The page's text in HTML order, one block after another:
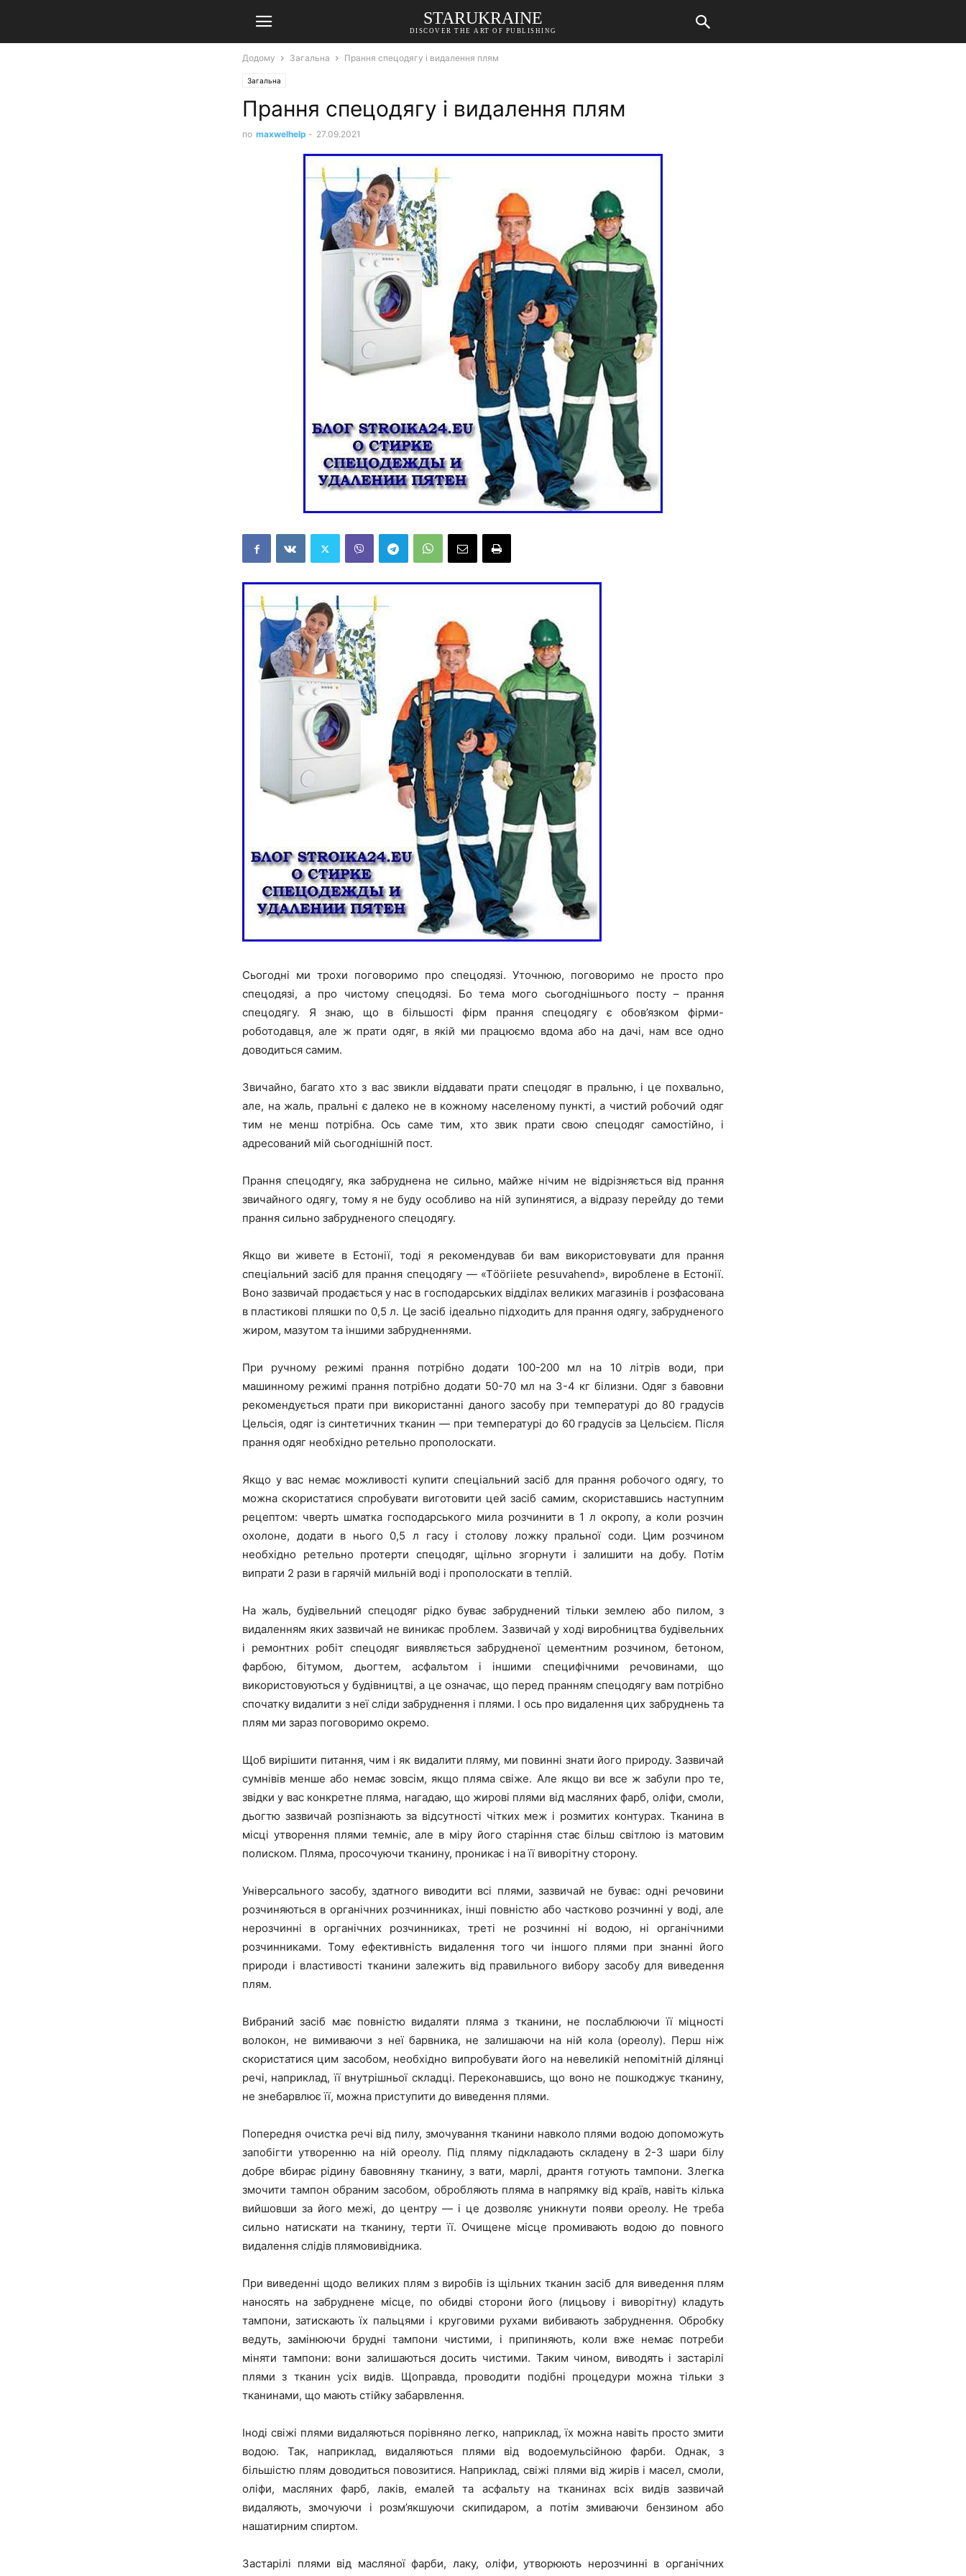
STARUKRAINE
DISCOVER THE ART OF PUBLISHING
Додому Загальна Прання спецодягу і видалення плям
Загальна
Прання спецодягу і видалення плям
по maxwelhelp - 27.09.2021
Сьогодні ми трохи поговоримо про спецодязі. Уточнюю, поговоримо не просто про
спецодязі, а про чистому спецодязі. Бо тема мого сьогоднішнього посту – прання
спецодягу. Я знаю, що в більшості фірм прання спецодягу є обов’язком фірми-
роботодавця, але ж прати одяг, в якій ми працюємо вдома або на дачі, нам все одно
доводиться самим.
Звичайно, багато хто з вас звикли віддавати прати спецодяг в пральню, і це похвально,
але, на жаль, пральні є далеко не в кожному населеному пункті, а чистий робочий одяг
тим не менш потрібна. Ось саме тим, хто звик прати свою спецодяг самостійно, і
адресований мій сьогоднішній пост.
Прання спецодягу, яка забруднена не сильно, майже нічим не відрізняється від прання
звичайного одягу, тому я не буду особливо на ній зупинятися, а відразу перейду до теми
прання сильно забрудненого спецодягу.
Якщо ви живете в Естонії, тоді я рекомендував би вам використовувати для прання
спеціальний засіб для прання спецодягу — «Тööriiete pesuvahend», вироблене в Естонії.
Воно зазвичай продається у нас в господарських відділах великих магазинів і розфасована
в пластикові пляшки по 0,5 л. Це засіб ідеально підходить для прання одягу, забрудненого
жиром, мазутом та іншими забрудненнями.
При ручному режимі прання потрібно додати 100-200 мл на 10 літрів води, при
машинному режимі прання потрібно додати 50-70 мл на 3-4 кг білизни. Одяг з бавовни
рекомендується прати при використанні даного засобу при температурі до 80 градусів
Цельсія, одяг із синтетичних тканин — при температурі до 60 градусів за Цельсієм. Після
прання одяг необхідно ретельно прополоскати.
Якщо у вас немає можливості купити спеціальний засіб для прання робочого одягу, то
можна скористатися спробувати виготовити цей засіб самим, скориставшись наступним
рецептом: чверть шматка господарського мила розчинити в 1 л окропу, а коли розчин
охолоне, додати в нього 0,5 л гасу і столову ложку пральної соди. Цим розчином
необхідно ретельно протерти спецодяг, щільно згорнути і залишити на добу. Потім
випрати 2 рази в гарячій мильній воді і прополоскати в теплій.
На жаль, будівельний спецодяг рідко буває забруднений тільки землею або пилом, з
видаленням яких зазвичай не виникає проблем. Зазвичай у ході виробництва будівельних
і ремонтних робіт спецодяг виявляється забрудненої цементним розчином, бетоном,
фарбою, бітумом, дьогтем, асфальтом і іншими специфічними речовинами, що
використовуються у будівництві, а це означає, що перед пранням спецодягу вам потрібно
спочатку видалити з неї сліди забруднення і плями. І ось про видалення цих забруднень та
плям ми зараз поговоримо окремо.
Щоб вирішити питання, чим і як видалити пляму, ми повинні знати його природу. Зазвичай
сумнівів менше або немає зовсім, якщо пляма свіже. Але якщо ви все ж забули про те,
звідки у вас конкретне пляма, нагадаю, що жирові плями від масляних фарб, оліфи, смоли,
дьогтю зазвичай розпізнають за відсутності чітких меж і розмитих контурах. Тканина в
місці утворення плями темніє, але в міру його старіння стає більш світлою із матовим
полиском. Пляма, просочуючи тканину, проникає і на її виворітну сторону.
Універсального засобу, здатного виводити всі плями, зазвичай не буває: одні речовини
розчиняються в органічних розчинниках, інші повністю або частково розчинні у воді, але
нерозчинні в органічних розчинниках, треті не розчинні ні водою, ні органічними
розчинниками. Тому ефективність видалення того чи іншого плями при знанні його
природи і властивості тканини залежить від правильного вибору засобу для виведення
плям.
Вибраний засіб має повністю видаляти пляма з тканини, не послаблюючи її міцності
волокон, не вимиваючи з неї барвника, не залишаючи на ній кола (ореолу). Перш ніж
скористатися цим засобом, необхідно випробувати його на невеликій непомітній ділянці
речі, наприклад, її внутрішньої складці. Переконавшись, що воно не пошкоджує тканину,
не знебарвлює її, можна приступити до виведення плями.
Попередня очистка речі від пилу, змочування тканини навколо плями водою допоможуть
запобігти утворенню на ній ореолу. Під пляму підкладають складену в 2-3 шари білу
добре вбирає рідину бавовняну тканину, з вати, марлі, дрантя готують тампони. Злегка
змочити тампон обраним засобом, обробляють пляма в напрямку від країв, навіть кілька
вийшовши за його межі, до центру — і це дозволяє уникнути появи ореолу. Не треба
сильно натискати на тканину, терти її. Очищене місце промивають водою до повного
видалення слідів плямовивідника.
При виведенні щодо великих плям з виробів із щільних тканин засіб для виведення плям
наносять на забруднене місце, по обидві сторони його (лицьову і виворітну) кладуть
тампони, затискають їх пальцями і круговими рухами вибивають забруднення. Обробку
ведуть, замінюючи брудні тампони чистими, і припиняють, коли вже немає потреби
міняти тампони: вони залишаються досить чистими. Таким чином, виводять і застарілі
плями з тканин усіх видів. Щоправда, проводити подібні процедури можна тільки з
тканинами, що мають стійку забарвлення.
Іноді свіжі плями видаляються порівняно легко, наприклад, їх можна навіть просто змити
водою. Так, наприклад, видаляються плями від водоемульсійною фарби. Однак, з
більшістю плям доводиться повозитися. Наприклад, свіжі плями від жирів і масел, смоли,
оліфи, масляних фарб, лаків, емалей та асфальту на тканинах всіх видів зазвичай
видаляють, змочуючи і розм’якшуючи скипидаром, а потім змиваючи бензином або
нашатирним спиртом.
Застарілі плями від масляної фарби, лаку, оліфи, утворюють нерозчинні в органічних